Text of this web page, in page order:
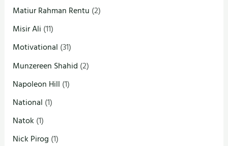
Matiur Rahman Rentu (2)
Misir Ali (11)
Motivational (31)
Munzereen Shahid (2)
Napoleon Hill (1)
National (1)
Natok (1)
Nick Pirog (1)